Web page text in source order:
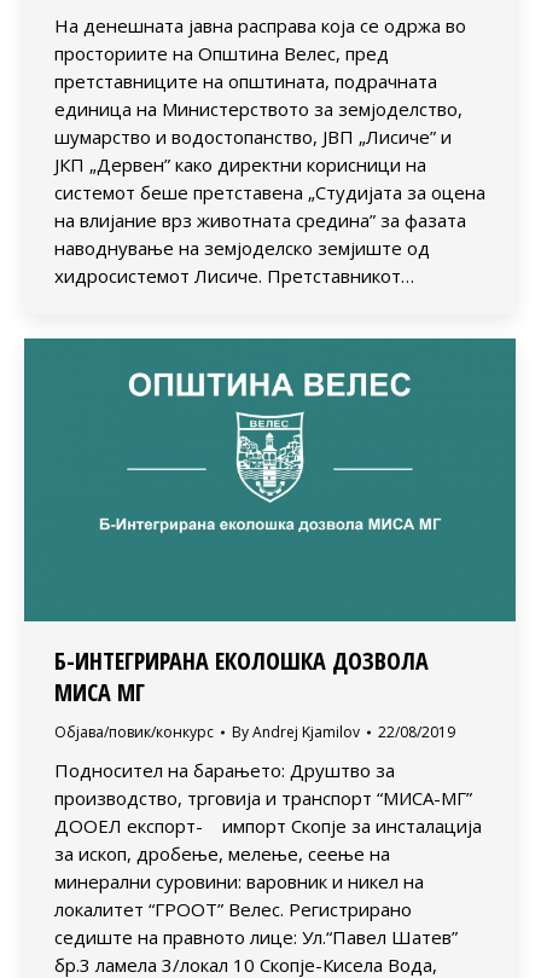
На денешната јавна расправа која се одржа во
просториите на Општина Велес, пред
претставниците на општината, подрачната
единица на Министерството за земјоделство,
шумарство и водостопанство, ЈВП „Лисиче” и
ЈКП „Дервен” како директни корисници на
системот беше претставена „Студијата за оцена
на влијание врз животната средина” за фазата
наводнување на земјоделско земјиште од
хидросистемот Лисиче. Претставникот…
Б-ИНТЕГРИРАНА ЕКОЛОШКА ДОЗВОЛА
МИСА МГ
Објава/повик/конкурс ByAndrej Kjamilov 22/08/2019
Подносител на барањето: Друштво за
производство, трговија и транспорт “МИСА-МГ”
ДООЕЛ експорт- импорт Скопје за инсталација
за ископ, дробење, мелење, сеење на
минерални суровини: варовник и никел на
локалитет “ГРООТ” Велес. Регистрирано
седиште на правното лице: Ул.“Павел Шатев”
бр.3 ламела 3/локал 10 Скопје-Кисела Вода,